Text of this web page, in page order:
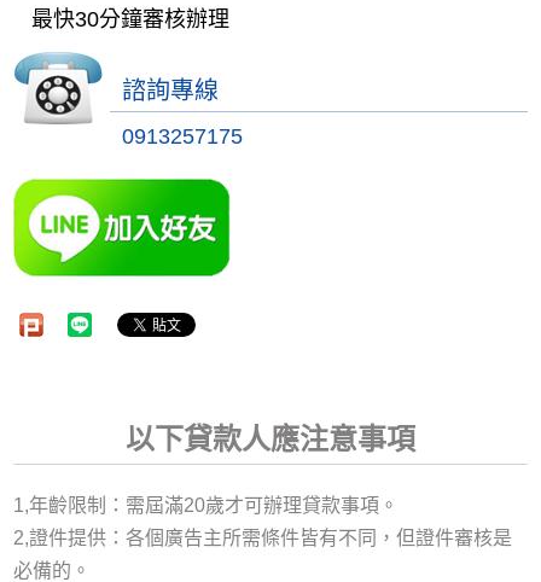
最快30分鐘審核辦理
諮詢專線
0913257175
以下貸款人應注意事項
1,年齡限制：需屆滿20歲才可辦理貸款事項。
2,證件提供：各個廣告主所需條件皆有不同，但證件審核是
必備的。